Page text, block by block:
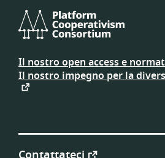
Platform
Consortium
Il nostro open access e
Il nostro impegno per la